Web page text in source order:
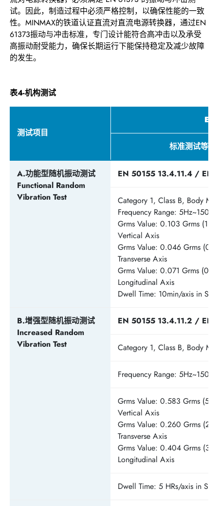
试。因此，制造过程中必须严格控制，以确保性能的一致
性。MINMAX的铁道认证直流对直流电源转换器，通过EN
61373振动与冲击标准，专门设计能符合高冲击以及承受
高振动耐受能力，确保长期运行下能保持稳定及减少故障
的发生。
表4-机构测试
测试项目
标准测试等级
A.功能型随机振动测试
Functional Random
Vibration Test
EN 50155 13.4.11.4 / EN
Category 1, Class B, Body
Frequency Range: 5Hz~150Hz
Grms Value: 0.103 Grms
Vertical Axis
Grms Value: 0.046 Grms
Transverse Axis
Grms Value: 0.071 Grms
Longitudinal Axis
Dwell Time: 10min/axis in
B.增强型随机振动测试
Increased Random
Vibration Test
EN 50155 13.4.11.2 / EN
Category 1, Class B, Body
Frequency Range: 5Hz~150Hz
Grms Value: 0.583 Grms
Vertical Axis
Grms Value: 0.260 Grms
Transverse Axis
Grms Value: 0.404 Grms
Longitudinal Axis
Dwell Time: 5 HRs/axis in